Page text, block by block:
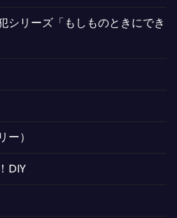
シリーズ「もしものときにでき
）
DIY